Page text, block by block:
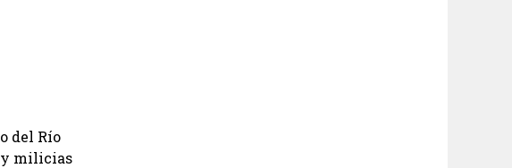
del Río
y milicias